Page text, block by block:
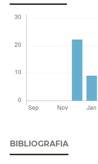
BIBLIOGRAFIA